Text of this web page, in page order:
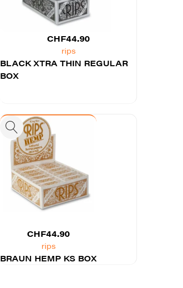
CHF44.90
rips
BLACK XTRA THIN REGULAR
BOX
CHF44.90
rips
BRAUN HEMP KS BOX